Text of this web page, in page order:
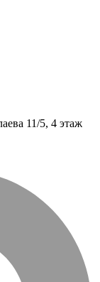
11/5, 4 этаж